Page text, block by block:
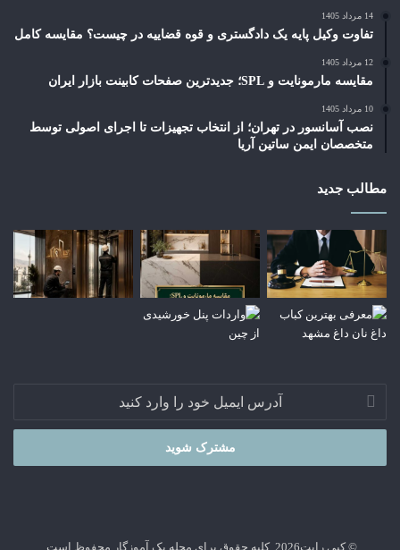
14 مرداد 1405
تفاوت وکیل پایه یک دادگستری و قوه قضاییه در چیست؟ مقایسه کامل
12 مرداد 1405
مقایسه مارمونایت و SPL؛ جدیدترین صفحات کابینت بازار ایران
10 مرداد 1405
نصب آسانسور در تهران؛ از انتخاب تجهیزات تا اجرای اصولی توسط
متخصصان ایمن ساتین آریا
مطالب جدید
آدرس
ایمیل
خود
وارد
© کپی رایت2026, کلیه حقوق برای مجله یک آموزگار محفوظ است.